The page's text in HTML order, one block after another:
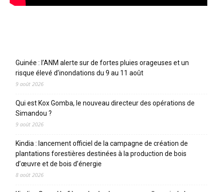
Guinée : l’ANM alerte sur de fortes pluies orageuses et un
risque élevé d’inondations du 9 au 11 août
9 août 2026
Qui est Kox Gomba, le nouveau directeur des opérations de
Simandou ?
9 août 2026
Kindia : lancement officiel de la campagne de création de
plantations forestières destinées à la production de bois
d’œuvre et de bois d’énergie
8 août 2026